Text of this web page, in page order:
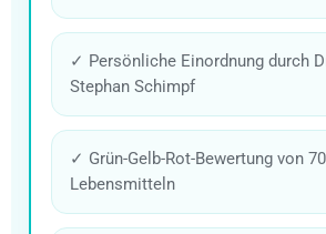
✓ Persönliche Einordnung durch
Stephan Schimpf
✓ Grün-Gelb-Rot-Bewertung von 70
Lebensmitteln